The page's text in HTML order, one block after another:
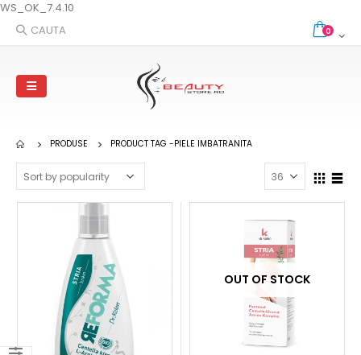
WS_OK_7.4.10
CAUTA
0
PRODUSE PRODUCT TAG -PIELE IMBATRANITA
OUT OF STOCK